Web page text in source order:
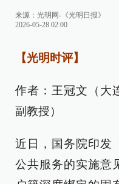
来源： 光明网-《光明日报》
2026-05-28 02:00
【光明时评】
作者：王冠文（大
副教授）
近日，国务院印发
公共服务的实施意